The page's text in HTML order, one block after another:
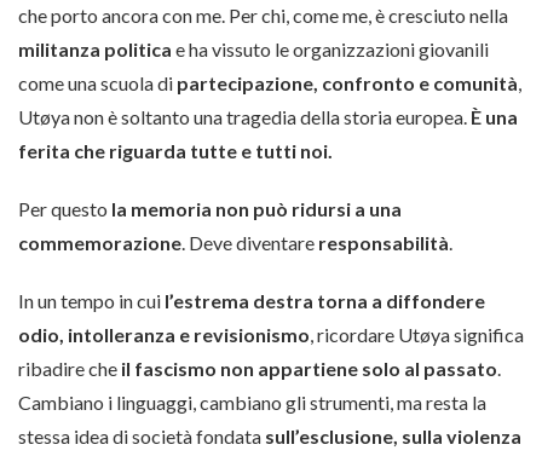
che porto ancora con me. Per chi, come me, è cresciuto nella
militanza politica e ha vissuto le organizzazioni giovanili
come una scuola di partecipazione, confronto e comunità,
Utøya non è soltanto una tragedia della storia europea. È una
ferita che riguarda tutte e tutti noi.
Per questo la memoria non può ridursi a una
commemorazione. Deve diventare responsabilità.
In un tempo in cui l’estrema destra torna a diffondere
odio, intolleranza e revisionismo, ricordare Utøya significa
ribadire che il fascismo non appartiene solo al passato.
Cambiano i linguaggi, cambiano gli strumenti, ma resta la
stessa idea di società fondata sull’esclusione, sulla violenza